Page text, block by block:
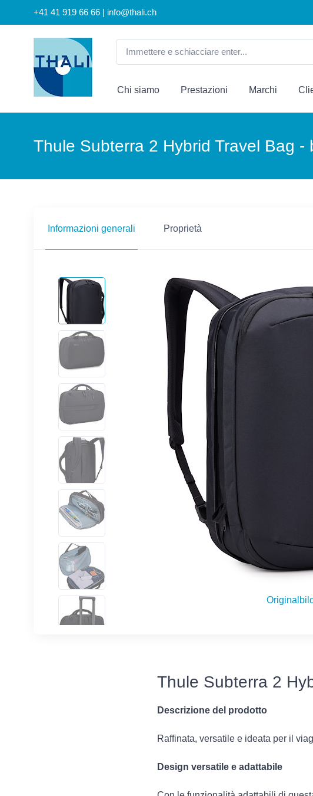
+41 41 919 66 66 | info@thali.ch
Chi siamo Prestazioni Marchi
Thule Subterra 2 Hybrid Travel Bag -
Informazioni generali Proprietà
Originalbild
Thule Subterra 2
Descrizione del prodotto
Raffinata, versatile e ideata per il
Design versatile e adattabile